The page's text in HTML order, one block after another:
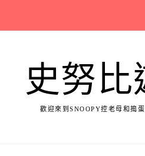
史努比
歡迎來到SNOOPY控老母和搗